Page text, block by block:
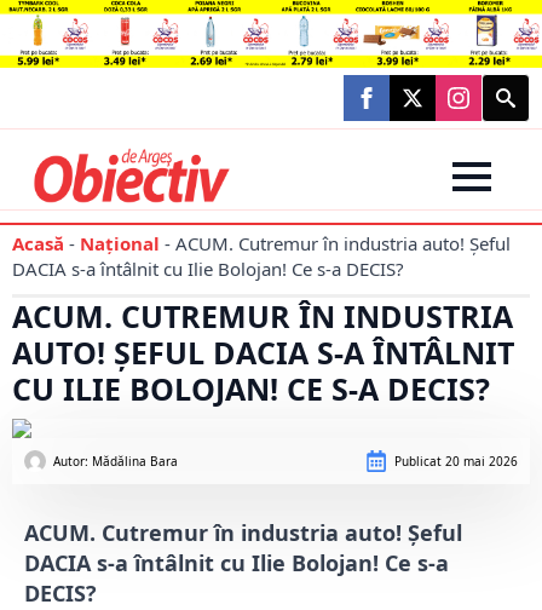
Search
for:
Acasă - Național - ACUM. Cutremur în industria auto! Șeful
DACIA s-a întâlnit cu Ilie Bolojan! Ce s-a DECIS?
ACUM. CUTREMUR ÎN INDUSTRIA
AUTO! ȘEFUL DACIA S-A ÎNTÂLNIT
CU ILIE BOLOJAN! CE S-A DECIS?
Autor: Mădălina Bara Publicat 20 mai 2026
ACUM. Cutremur în industria auto! Șeful
DACIA s-a întâlnit cu Ilie Bolojan! Ce s-a
DECIS?